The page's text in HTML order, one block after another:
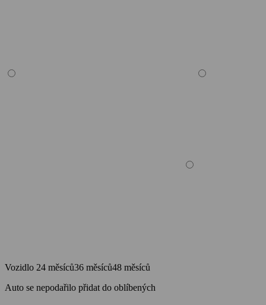
Vozidlo 24 měsíců36 měsíců48 měsíců
Auto se nepodařilo přidat do oblíbených